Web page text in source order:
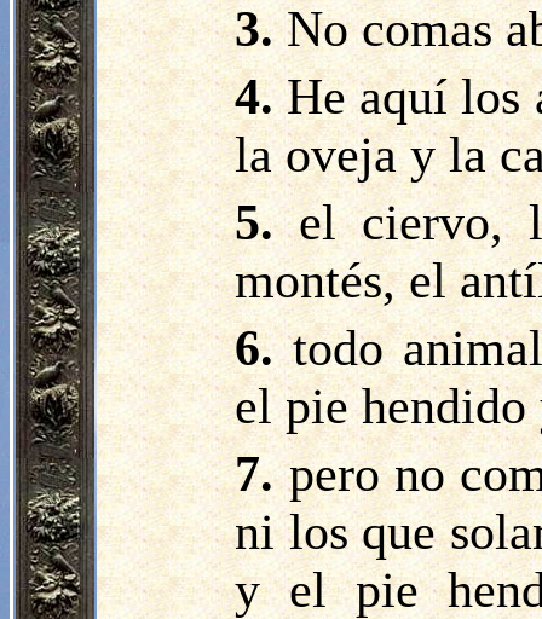
3.No comas
4.He aquí los
la oveja y la
5.el ciervo,
montés, el
6.todo
el pie
7.pero no
ni los que
y el pie